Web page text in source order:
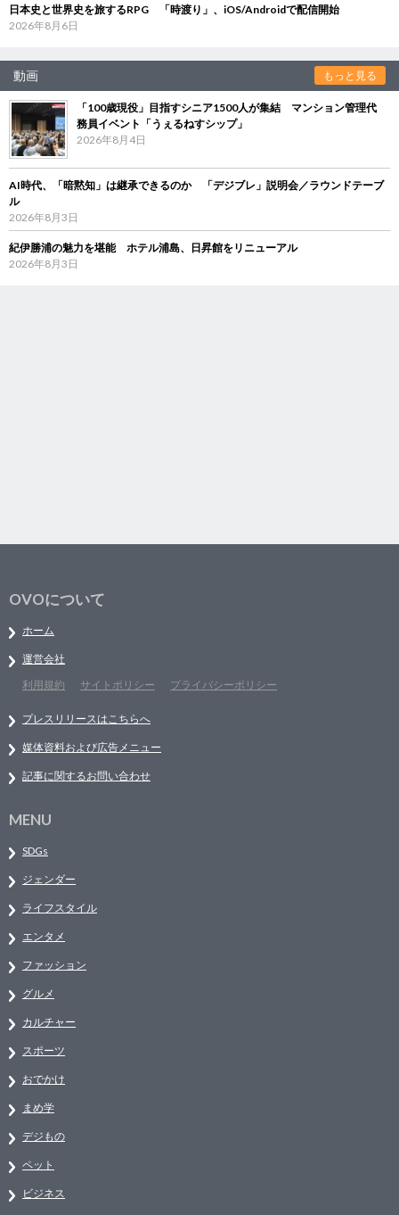
日本史と世界史を旅するRPG 「時渡り」、iOS/Androidで配信開始
2026年8月6日
動画 もっと見る
「100歳現役」目指すシニア1500人が集結 マンション管理代
務員イベント「うぇるねすシップ」
2026年8月4日
AI時代、「暗黙知」は継承できるのか 「デジブレ」説明会／ラウンドテーブ
ル
2026年8月3日
紀伊勝浦の魅力を堪能 ホテル浦島、日昇館をリニューアル
2026年8月3日
OVOについて
ホーム
運営会社
利用規約
サイトポリシー プライバシーポリシー
プレスリリースはこちらへ
媒体資料および広告メニュー
記事に関するお問い合わせ
MENU
SDGs
ジェンダー
ライフスタイル
エンタメ
ファッション
グルメ
カルチャー
スポーツ
おでかけ
まめ学
デジもの
ペット
ビジネス